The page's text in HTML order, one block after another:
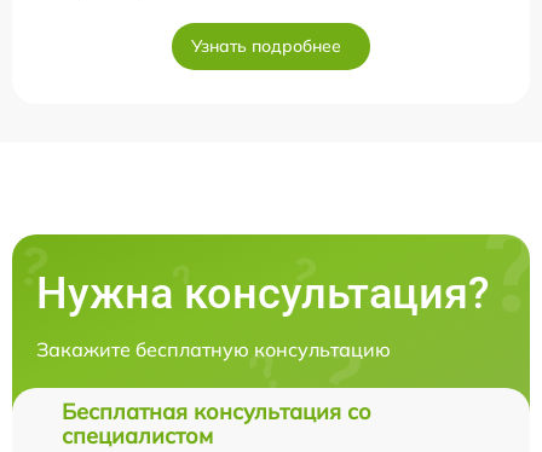
Узнать подробнее
Нужна консультация?
Закажите бесплатную консультацию
Бесплатная консультация со
специалистом